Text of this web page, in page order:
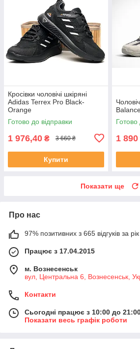
Кросівки чоловічі шкіряні
Adidas Terrex Pro Black-
Orange
Готово до відправки
1 976,40 ₴ 3 660 ₴
Купити
Готово
1 890
Показати ще
Про нас
97% позитивних з 665 відгуків за рік
Працює з 17.04.2015
м. Вознесенськ
вул, Центральна 6, Вознесенськ,
Контакти
Сьогодні працює з 10:00 до
Показати весь графік роботи